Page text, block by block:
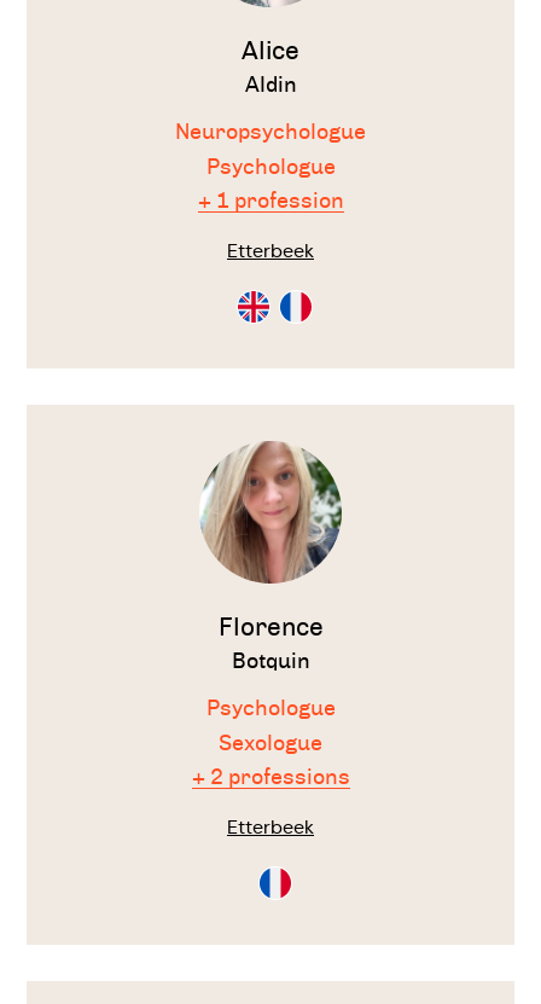
Alice
Aldin
Neuropsychologue
Psychologue
+ 1 profession
Etterbeek
Consultation
en
Consultation
en
Voir
Florence
Botquin
Psychologue
Sexologue
+ 2 professions
Etterbeek
Consultation
en
Voir